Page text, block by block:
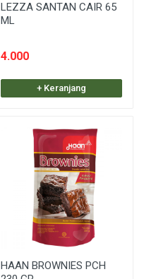
LEZZA SANTAN CAIR 65
ML
4.000
+ Keranjang
HAAN BROWNIES PCH